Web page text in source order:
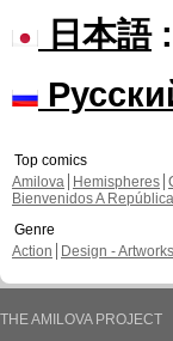
日本語:
Top comics
Amilova
Hemispheres
Bienvenidos A
Genre
Action
Design - Artworks
THE AMILOVA PROJECT